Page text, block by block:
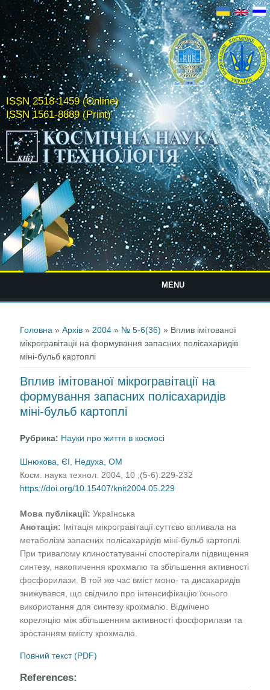
ISSN 2518-1459 (Online)
ISSN 1561-8889 (Print)
MENU
Головна »Архів » 2004 » № 5-6(36) » Вплив імітованої
мікрогравітації на формування запасних полісахаридів
міні-бульб картоплі
Вплив імітованої мікрогравітації на
формування запасних полісахаридів
міні-бульб картоплі
Рубрика: Науки про життя в космосі
Шнюкова, ЄІ
Недуха, ОМ
Косм. наука технол. 2004, 10 ;(5-6):229-232
https://doi.org/10.15407/knit2004.05.229
Мова публікації: Українська
Анотація: Імітація мікрогравітації суттєво впливала на
метаболізм запасних полісахаридів міні-бульб картоплі.
При тривалому клиностатуванні спостерігали підвищення
синтезу, накопичення крохмалю та збільшення активності
фосфорилази. В той же час вміст моно- та дисахаридів
знижувався, що свідчило про інтенсифікацію їхнього
використання для синтезу крохмалю. Відмічено
кореляцію між збільшенням активності фосфорилази та
зростанням вмісту крохмалю.
Повний текст (PDF)
References: